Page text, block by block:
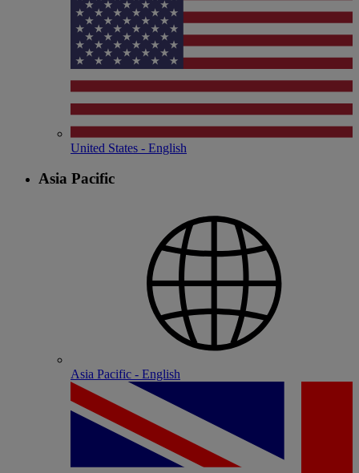
United States - English
Asia Pacific
Asia Pacific - English